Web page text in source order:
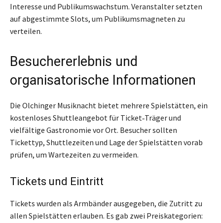
Interesse und Publikumswachstum. Veranstalter setzten
auf abgestimmte Slots, um Publikumsmagneten zu
verteilen.
Besuchererlebnis und
organisatorische Informationen
Die Olchinger Musiknacht bietet mehrere Spielstätten, ein
kostenloses Shuttleangebot für Ticket‑Träger und
vielfältige Gastronomie vor Ort. Besucher sollten
Tickettyp, Shuttlezeiten und Lage der Spielstätten vorab
prüfen, um Wartezeiten zu vermeiden.
Tickets und Eintritt
Tickets wurden als Armbänder ausgegeben, die Zutritt zu
allen Spielstätten erlauben. Es gab zwei Preiskategorien: